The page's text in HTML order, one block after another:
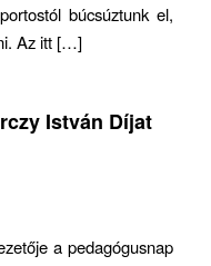
búcsúztunk el,
Az itt […]
István Díjat
a pedagógusnap